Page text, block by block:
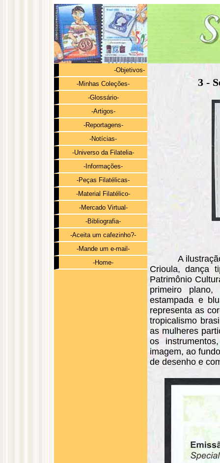
-Objetivos-
-Minhas Coleções-
-Glossário-
-Artigos-
-Reportagens-
-Notícias-
-Universo da Filatelia-
-Informações-
-Peças Filatélicas-
-Material Filatélico-
-Mercado Virtual-
-Bibliografia-
-Aceita um cafezinho?-
-Mande um e-mail-
-Home-
3 -
A
Crioula, dança
Patrimônio
primeiro
estampada e
representa as
tropicalismo
as mulheres
os
imagem, ao
de desenho e